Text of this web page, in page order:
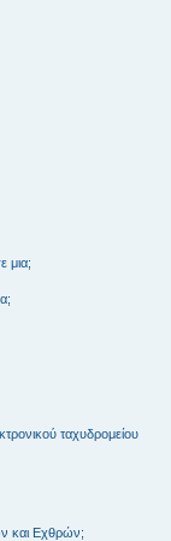
μια;
ταχυδρομείου
και Εχθρών;